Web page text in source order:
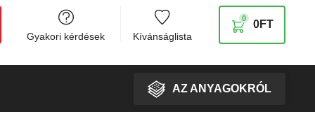
Gyakori kérdések Kívánságlista
0FT
0
AZ ANYAGOKRÓL